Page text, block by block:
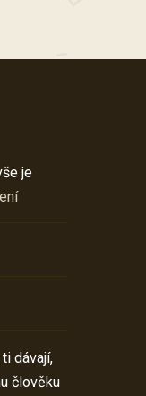
je
dávají,
člověku